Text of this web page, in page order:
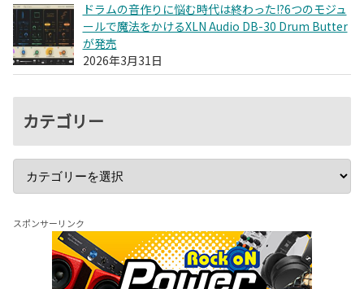
ドラムの音作りに悩む時代は終わった!?6つのモジュ
ールで魔法をかけるXLN Audio DB-30 Drum Butter
が発売
2026年3月31日
カテゴリー
スポンサーリンク